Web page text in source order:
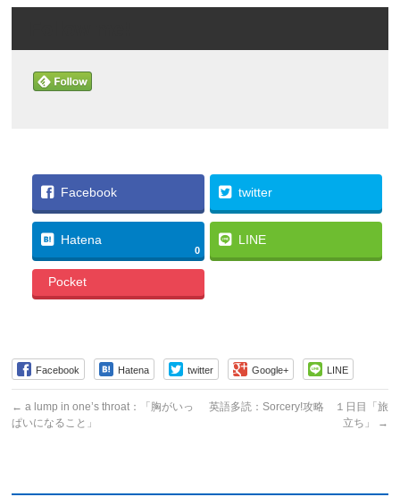
Facebook twitter
Hatena
0
LINE
Pocket
Facebook Hatena twitter Google+ LINE
← a lump in one’s throat：「胸がいっ
ぱいになること」
英語多読：Sorcery!攻略 １日目「旅
立ち」
→